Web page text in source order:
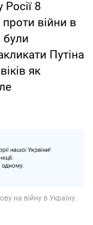
8
війни в
були
Путіна
як